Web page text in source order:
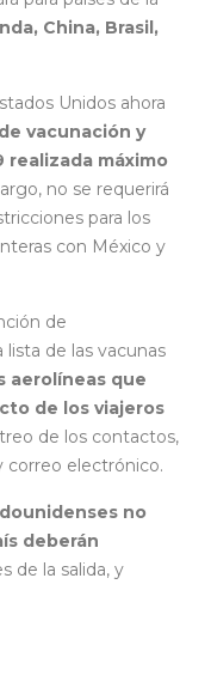
China, Brasil,
Unidos ahora
vacunación y
realizada máximo
no se requerirá
para los
con México y
de
de las vacunas
aerolíneas que
de los viajeros
de los contactos,
electrónico.
no
deberán
de la salida, y